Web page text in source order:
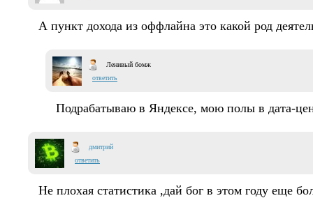
А пункт дохода из оффлайна это какой род
Ленивый бомж
ответить
Подрабатываю в Яндексе, мою полы в дата-
дмитрий
ответить
Не плохая статистика ,дай бог в этом году еще